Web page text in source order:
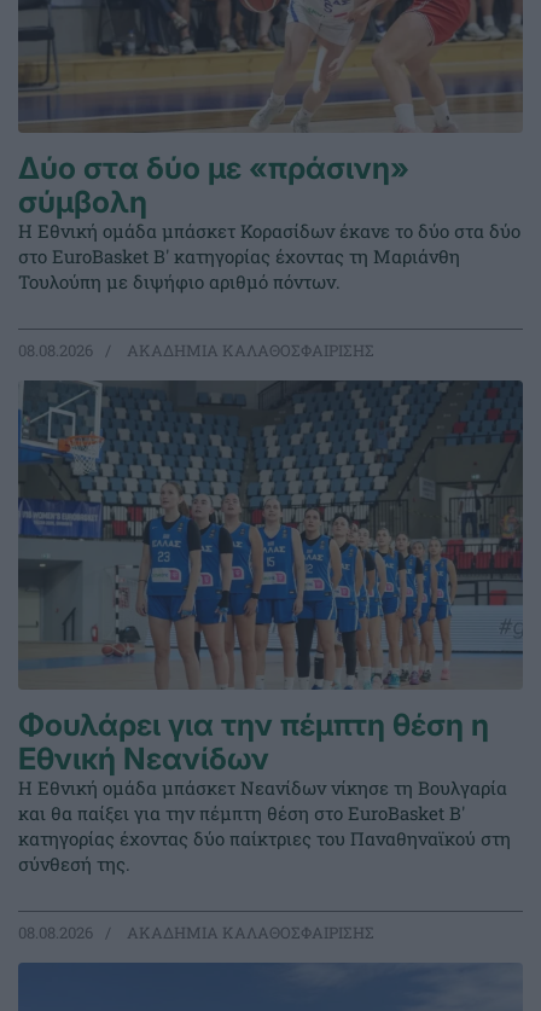
Δύο στα δύο με «πράσινη»
σύμβολη
Η Εθνική ομάδα μπάσκετ Κορασίδων έκανε το δύο στα δύο
στο EuroBasket Β' κατηγορίας έχοντας τη Μαριάνθη
Τουλούπη με διψήφιο αριθμό πόντων.
08.08.2026 ΑΚΑΔΗΜΙΑ ΚΑΛΑΘΟΣΦΑΙΡΙΣΗΣ
Φουλάρει για την πέμπτη θέση η
Εθνική Νεανίδων
Η Εθνική ομάδα μπάσκετ Νεανίδων νίκησε τη Βουλγαρία
και θα παίξει για την πέμπτη θέση στο EuroBasket Β'
κατηγορίας έχοντας δύο παίκτριες του Παναθηναϊκού στη
σύνθεσή της.
08.08.2026 ΑΚΑΔΗΜΙΑ ΚΑΛΑΘΟΣΦΑΙΡΙΣΗΣ